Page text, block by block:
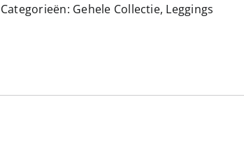
Categorieën: Gehele Collectie, Leggings